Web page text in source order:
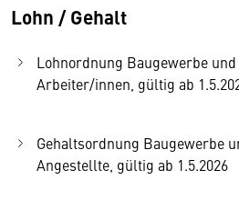
Lohn / Gehalt
Lohnordnung Baugewerbe
Arbeiter/innen, gültig ab
Gehaltsordnung Baugewerbe
Angestellte, gültig ab 1.5.2026